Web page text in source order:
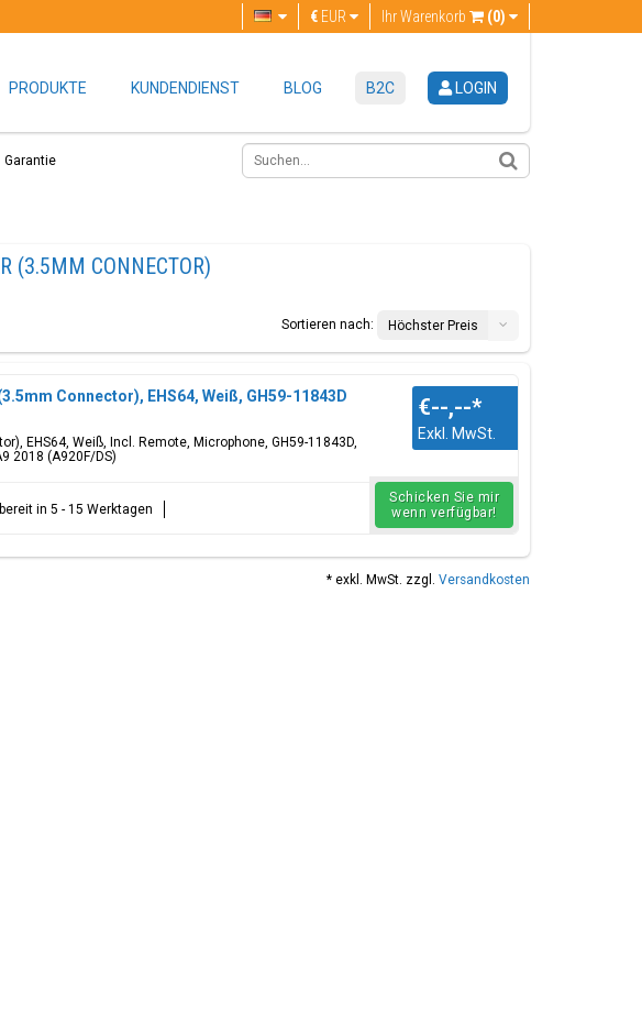
Ihr Warenkorb (0)
€ EUR
PRODUKTE KUNDENDIENST BLOG B2C LOGIN
Garantie
(3.5MM CONNECTOR)
Sortieren nach:
Höchster Preis
Connector), EHS64, Weiß, GH59-11843D
EHS64, Weiß, Incl. Remote, Microphone, GH59-11843D,
2018 (A920F/DS)
€--,--*
Exkl. MwSt.
in 5 - 15 Werktagen
Schicken Sie mir
wenn verfügbar!
* exkl. MwSt. zzgl. Versandkosten